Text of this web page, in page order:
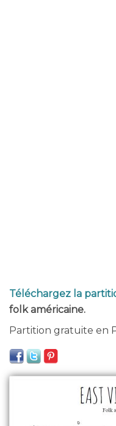
Téléchargez la
folk américaine.
Partition gratuite en